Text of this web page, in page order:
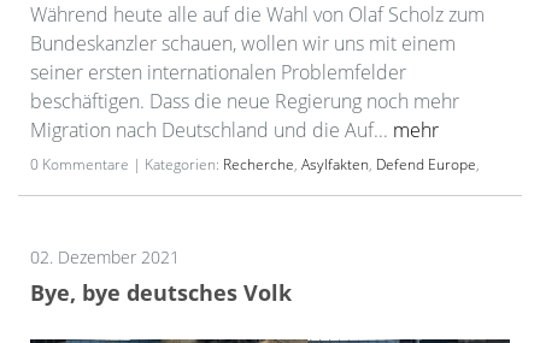
Während heute alle auf die Wahl von Olaf Scholz zum
Bundeskanzler schauen, wollen wir uns mit einem
seiner ersten internationalen Problemfelder
beschäftigen. Dass die neue Regierung noch mehr
Migration nach Deutschland und die Auf... mehr
0 Kommentare | Kategorien: Recherche, Asylfakten, Defend Europe,
02. Dezember 2021
Bye, bye deutsches Volk